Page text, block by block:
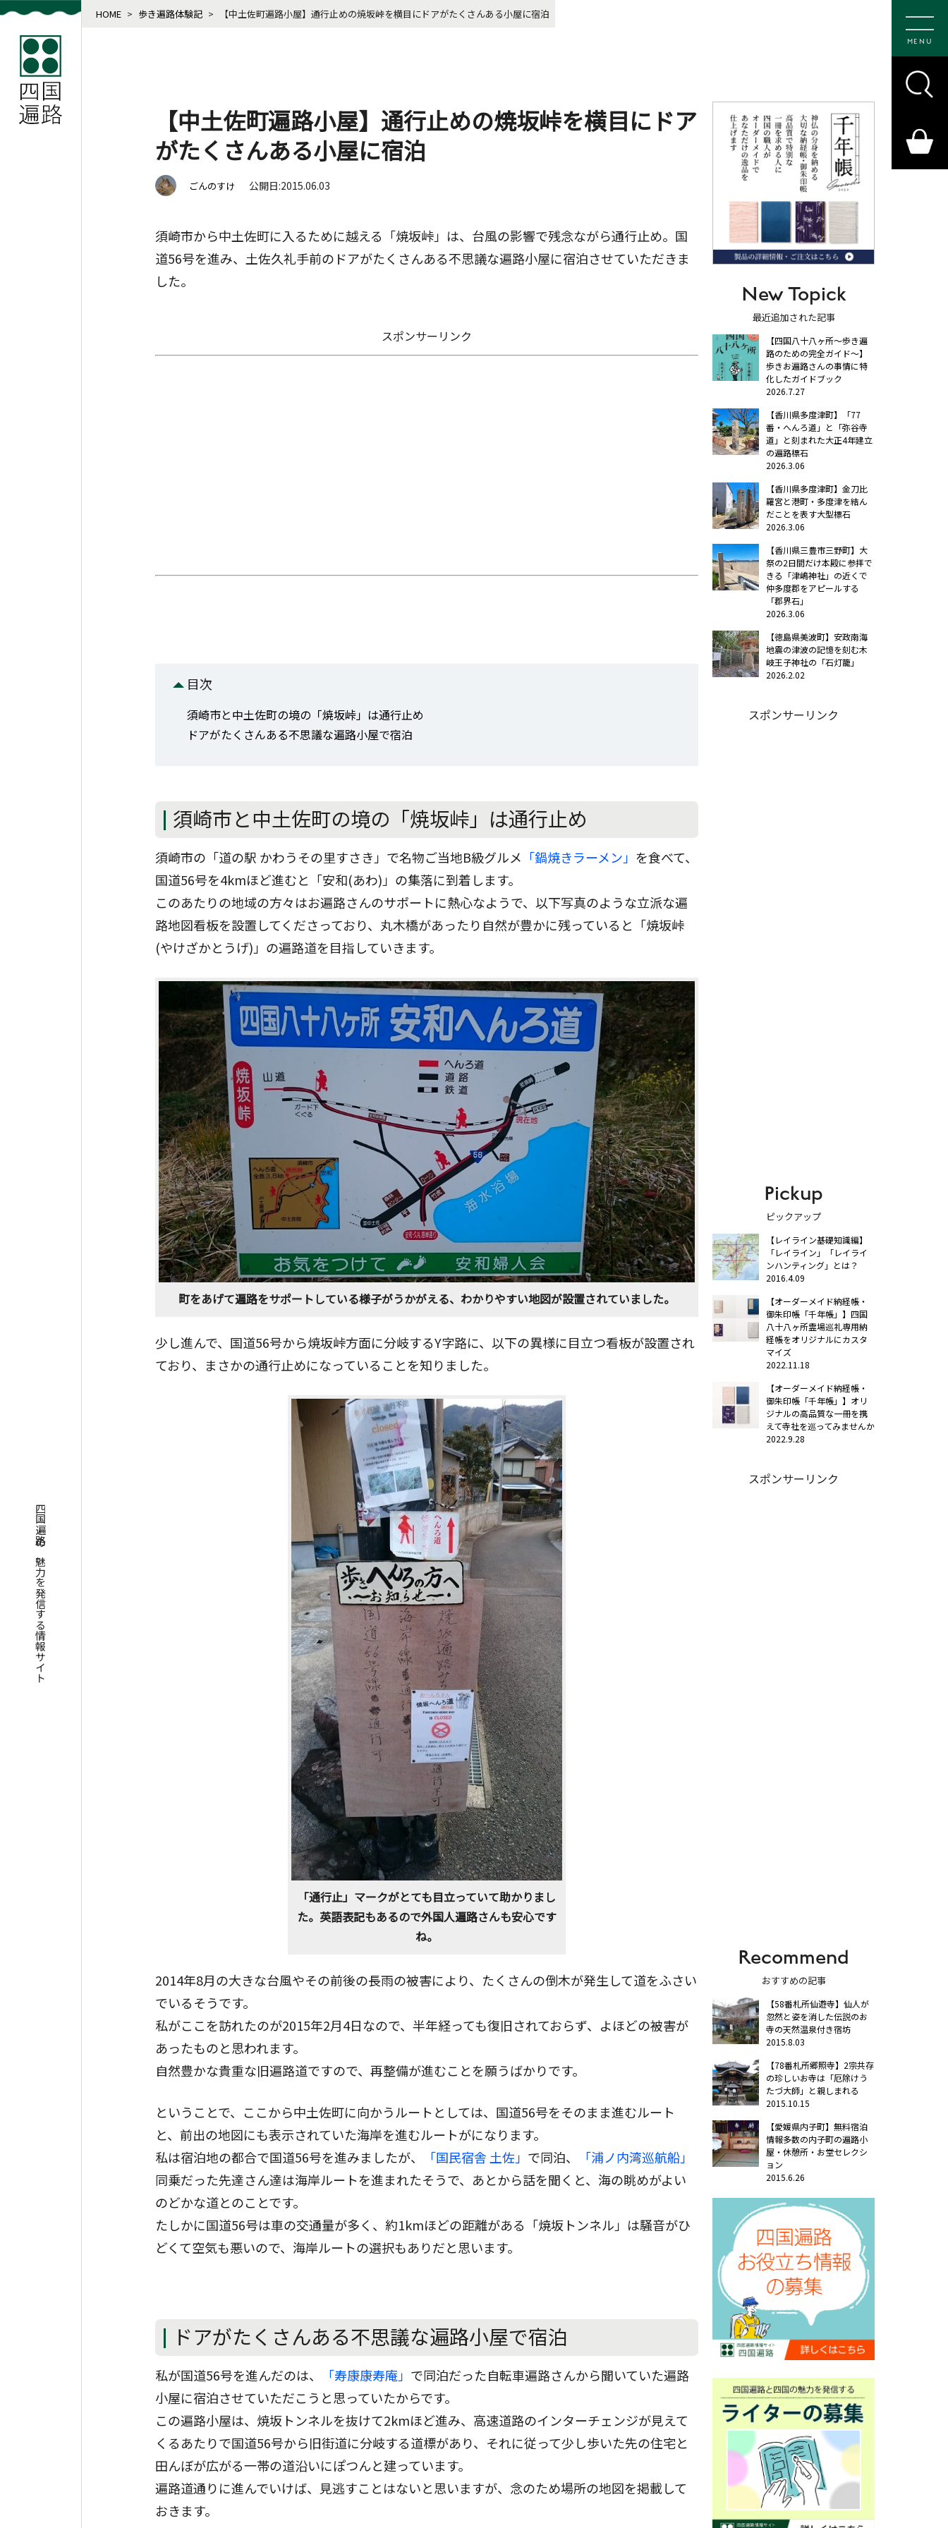
四国遍路の魅力を発信する情報サイト
MENU
HOME > 歩き遍路体験記 > 【中土佐町遍路小屋】通行止めの焼坂峠を横目にドアがたくさんある小屋に宿泊
【中土佐町遍路小屋】通行止めの焼坂峠を横目にドア
がたくさんある小屋に宿泊
ごんのすけ 公開日:2015.06.03
須崎市から中土佐町に入るために越える「焼坂峠」は、台風の影響で残念ながら通行止め。国
道56号を進み、土佐久礼手前のドアがたくさんある不思議な遍路小屋に宿泊させていただきま
した。
スポンサーリンク
目次
須崎市と中土佐町の境の「焼坂峠」は通行止め
ドアがたくさんある不思議な遍路小屋で宿泊
須崎市と中土佐町の境の「焼坂峠」は通行止め
須崎市の「道の駅 かわうその里すさき」で名物ご当地B級グルメ 「鍋焼きラーメン」 を食べて、
国道56号を4kmほど進むと「安和(あわ)」の集落に到着します。
このあたりの地域の方々はお遍路さんのサポートに熱心なようで、以下写真のような立派な遍
路地図看板を設置してくださっており、丸木橋があったり自然が豊かに残っていると「焼坂峠
(やけざかとうげ)」の遍路道を目指していきます。
町をあげて遍路をサポートしている様子がうかがえる、わかりやすい地図が設置されていました。
少し進んで、国道56号から焼坂峠方面に分岐するY字路に、以下の異様に目立つ看板が設置され
ており、まさかの通行止めになっていることを知りました。
「通行止」マークがとても目立っていて助かりまし
た。英語表記もあるので外国人遍路さんも安心です
ね。
2014年8月の大きな台風やその前後の長雨の被害により、たくさんの倒木が発生して道をふさい
でいるそうです。
私がここを訪れたのが2015年2月4日なので、半年経っても復旧されておらず、よほどの被害が
あったものと思われます。
自然豊かな貴重な旧遍路道ですので、再整備が進むことを願うばかりです。
ということで、ここから中土佐町に向かうルートとしては、国道56号をそのまま進むルート
と、前出の地図にも表示されていた海岸を進むルートがになります。
私は宿泊地の都合で国道56号を進みましたが、
「国民宿舎 土佐」 で同泊、
「浦ノ内湾巡航船」
同乗だった先達さん達は海岸ルートを進まれたそうで、あとから話を聞くと、海の眺めがよい
のどかな道とのことです。
たしかに国道56号は車の交通量が多く、約1kmほどの距離がある「焼坂トンネル」は騒音がひ
どくて空気も悪いので、海岸ルートの選択もありだと思います。
ドアがたくさんある不思議な遍路小屋で宿泊
私が国道56号を進んだのは、 「寿康康寿庵」 で同泊だった自転車遍路さんから聞いていた遍路
小屋に宿泊させていただこうと思っていたからです。
この遍路小屋は、焼坂トンネルを抜けて2kmほど進み、高速道路のインターチェンジが見えて
くるあたりで国道56号から旧街道に分岐する道標があり、それに従って少し歩いた先の住宅と
田んぼが広がる一帯の道沿いにぽつんと建っています。
遍路道通りに進んでいけば、見逃すことはないと思いますが、念のため場所の地図を掲載して
おきます。
New Topick
最近追加された記事
【四国八十八ヶ所～歩き遍
路のための完全ガイド～】
歩きお遍路さんの事情に特
化したガイドブック
2026.7.27
【香川県多度津町】「77
番・へんろ道」と「弥谷寺
道」と刻まれた大正4年建立
の遍路標石
2026.3.06
【香川県多度津町】金刀比
羅宮と港町・多度津を結ん
だことを表す大型標石
2026.3.06
【香川県三豊市三野町】大
祭の2日間だけ本殿に参拝で
きる「津嶋神社」の近くで
仲多度郡をアピールする
「郡界石」
2026.3.06
【徳島県美波町】安政南海
地震の津波の記憶を刻む木
岐王子神社の「石灯籠」
2026.2.02
スポンサーリンク
Pickup
ピックアップ
【レイライン基礎知識編】
「レイライン」「レイライ
ンハンティング」とは？
2016.4.09
【オーダーメイド納経帳・
御朱印帳「千年帳」】四国
八十八ヶ所霊場巡礼専用納
経帳をオリジナルにカスタ
マイズ
2022.11.18
【オーダーメイド納経帳・
御朱印帳「千年帳」】オリ
ジナルの高品質な一冊を携
えて寺社を巡ってみませんか
2022.9.28
スポンサーリンク
Recommend
おすすめの記事
【58番札所仙遊寺】仙人が
忽然と姿を消した伝説のお
寺の天然温泉付き宿坊
2015.8.03
【78番札所郷照寺】2宗共存
の珍しいお寺は「厄除けう
たづ大師」と親しまれる
2015.10.15
【愛媛県内子町】無料宿泊
情報多数の内子町の遍路小
屋・休憩所・お堂セレクシ
ョン
2015.6.26